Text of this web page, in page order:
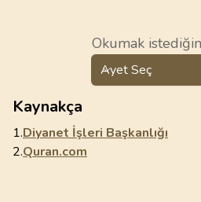
Okumak
Ayet Seç
Kaynakça
1.Diyanet İşleri Başkanlığı
2.Quran.com